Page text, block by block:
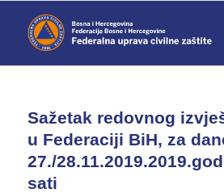
Sažetak redovnog
u Federaciji BiH, za
27./
sati